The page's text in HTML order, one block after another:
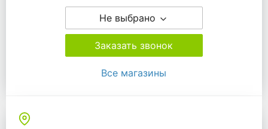
Не выбрано
Заказать звонок
Все магазины